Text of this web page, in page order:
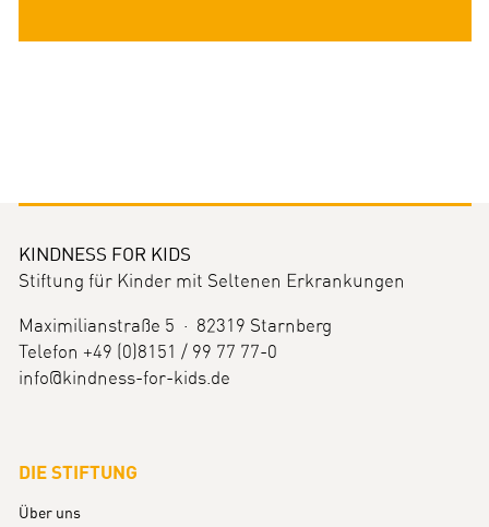
KINDNESS FOR KIDS
Stiftung für Kinder mit Seltenen Erkrankungen
Maximilianstraße 5 · 82319 Starnberg
Telefon +49 (0)8151 / 99 77 77-0
info@kindness-for-kids.de
DIE STIFTUNG
Über uns